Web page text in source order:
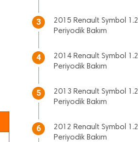
3
2015 Renault Symbol 1.2
Periyodik Bakım
4
2014 Renault Symbol 1.2
Periyodik Bakım
5
2013 Renault Symbol 1.2
Periyodik Bakım
6
2012 Renault Symbol 1.2
Periyodik Bakım